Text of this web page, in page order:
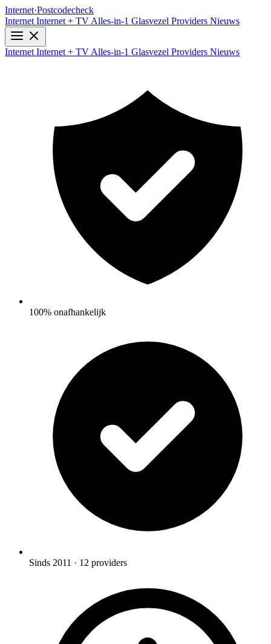
Internet·Postcodecheck
Internet Internet + TV Alles-in-1 Glasvezel Providers Nieuws
Internet Internet + TV Alles-in-1 Glasvezel Providers Nieuws
100% onafhankelijk
Sinds 2011 · 12 providers